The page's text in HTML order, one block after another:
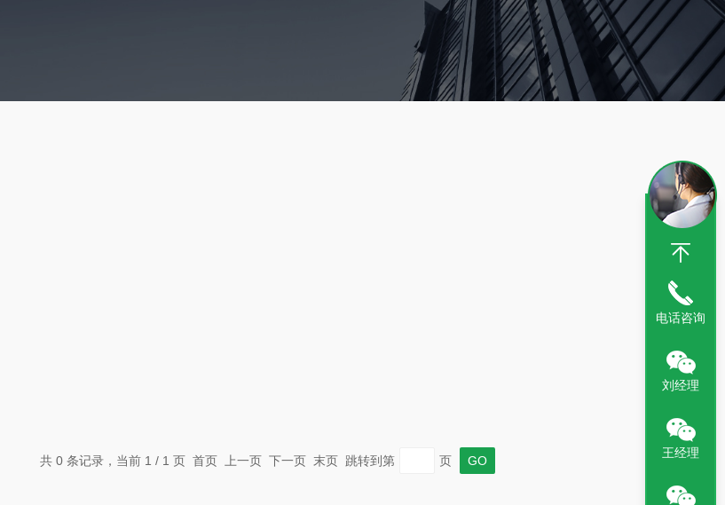
共 0 条记录，当前 1 / 1 页 首页 上一页 下一页 末页 跳转到第 页
电话咨询
刘经理
王经理